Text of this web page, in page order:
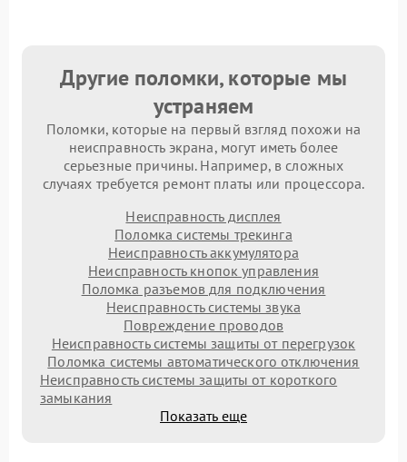
Другие поломки, которые мы
устраняем
Поломки, которые на первый взгляд похожи на
неисправность экрана, могут иметь более
серьезные причины. Например, в сложных
случаях требуется ремонт платы или процессора.
Неисправность дисплея
Поломка системы трекинга
Неисправность аккумулятора
Неисправность кнопок управления
Поломка разъемов для подключения
Неисправность системы звука
Повреждение проводов
Неисправность системы защиты от перегрузок
Поломка системы автоматического отключения
Неисправность системы защиты от короткого
замыкания
Показать еще